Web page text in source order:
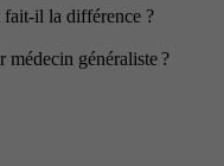
fait-il la différence ?
médecin généraliste ?